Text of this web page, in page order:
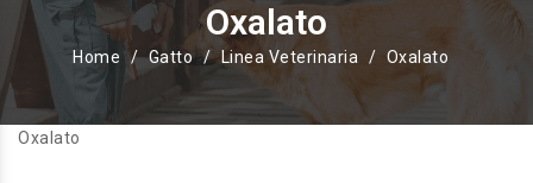
Oxalato
Home Gatto Linea Veterinaria Oxalato
Oxalato